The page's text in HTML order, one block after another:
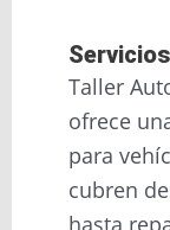
Taller
ofrece
para
cubren